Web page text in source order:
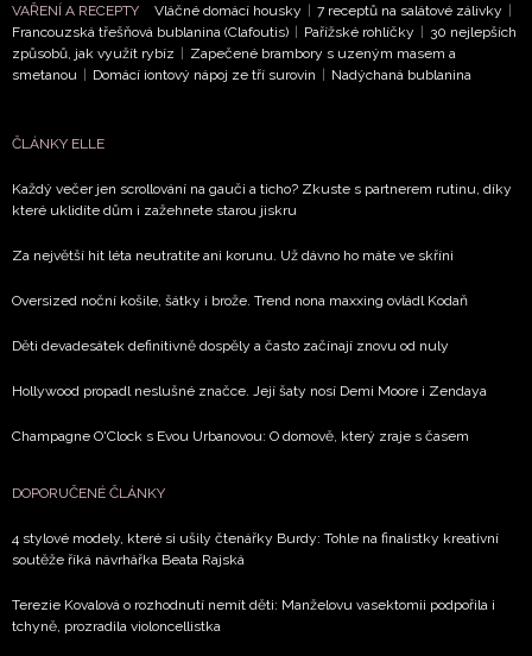
VAŘENÍ A RECEPTY Vláčné domácí housky | 7 receptů na salátové zálivky |
Francouzská třešňová bublanina (Clafoutis) | Pařížské rohlíčky | 30 nejlepších
způsobů, jak využít rybíz | Zapečené brambory s uzeným masem a
smetanou | Domácí iontový nápoj ze tří surovin | Nadýchaná bublanina
ČLÁNKY ELLE
Každý večer jen scrollování na gauči a ticho? Zkuste s partnerem rutinu, díky
které uklidíte dům i zažehnete starou jiskru
Za největší hit léta neutratíte ani korunu. Už dávno ho máte ve skříni
Oversized noční košile, šátky i brože. Trend nona maxxing ovládl Kodaň
Děti devadesátek definitivně dospěly a často začínají znovu od nuly
Hollywood propadl neslušné značce. Její šaty nosí Demi Moore i Zendaya
Champagne O'Clock s Evou Urbanovou: O domově, který zraje s časem
DOPORUČENÉ ČLÁNKY
4 stylové modely, které si ušily čtenářky Burdy: Tohle na finalistky kreativní
soutěže říká návrhářka Beata Rajská
Terezie Kovalová o rozhodnutí nemít děti: Manželovu vasektomii podpořila i
tchyně, prozradila violoncellistka